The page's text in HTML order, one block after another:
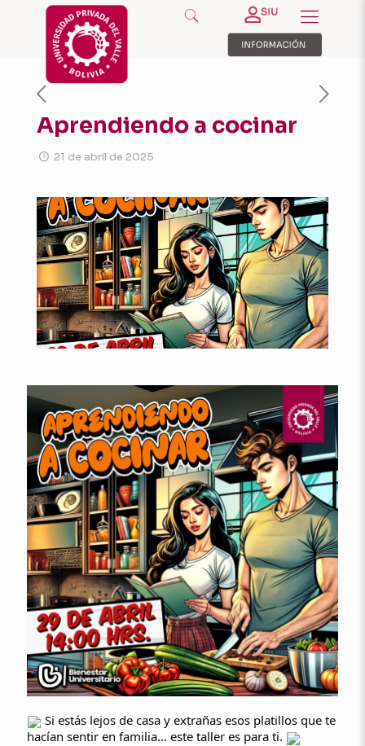
Aprendiendo a cocinar
21 de abril de 2025
Si estás lejos de casa y extrañas esos platillos que te
hacían sentir en familia… este taller es para ti.